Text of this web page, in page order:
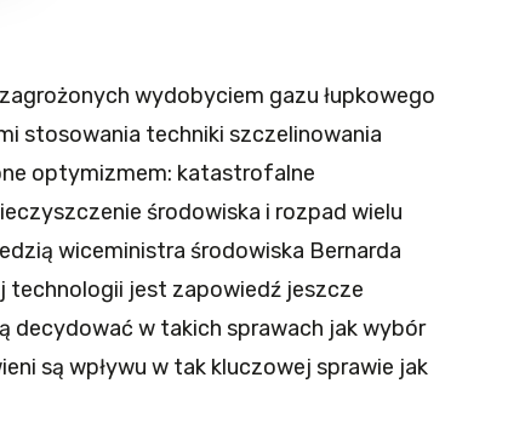
wydobyciem gazu łupkowego
stosowania techniki szczelinowania
optymizmem: katastrofalne
środowiska i rozpad wielu
wiceministra środowiska Bernarda
technologii jest zapowiedź jeszcze
decydować w takich sprawach jak wybór
są wpływu w tak kluczowej sprawie jak